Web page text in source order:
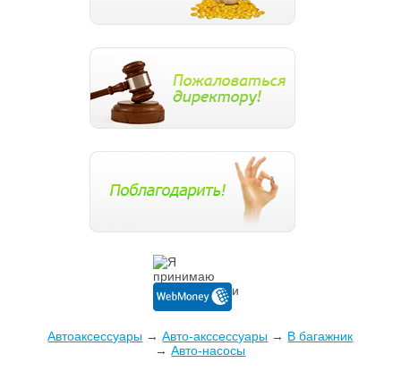
Автоаксессуары →Авто-акссессуары → В багажник
→Авто-насосы